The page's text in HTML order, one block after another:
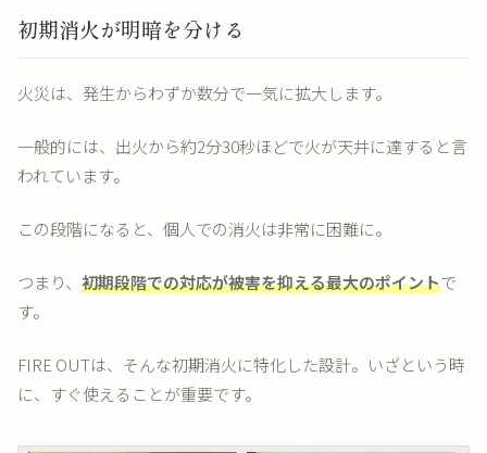
初期消火が明暗を分ける
火災は、発生からわずか数分で一気に拡大します。
一般的には、出火から約2分30秒ほどで火が天井に達すると言
われています。
この段階になると、個人での消火は非常に困難に。
つまり、 初期段階での対応が被害を抑える最大のポイントで
す。
FIRE OUTは、そんな初期消火に特化した設計。いざという時
に、すぐ使えることが重要です。